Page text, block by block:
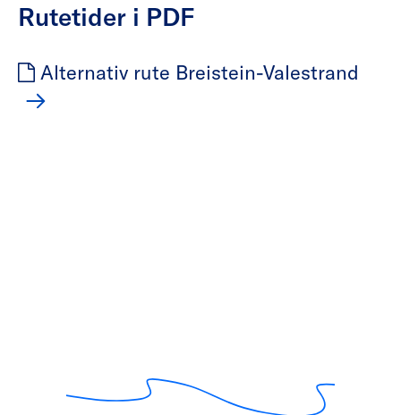
Rutetider i PDF
Alternativ rute Breistein-Valestrand